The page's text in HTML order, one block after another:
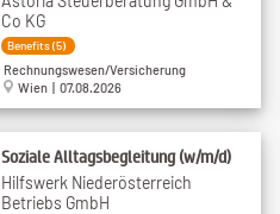
Co KG
Benefits (5)
Rechnungswesen/Versicherung
Wien | 07.08.2026
Soziale Alltagsbegleitung (w/m/d)
Hilfswerk Niederösterreich
Betriebs GmbH